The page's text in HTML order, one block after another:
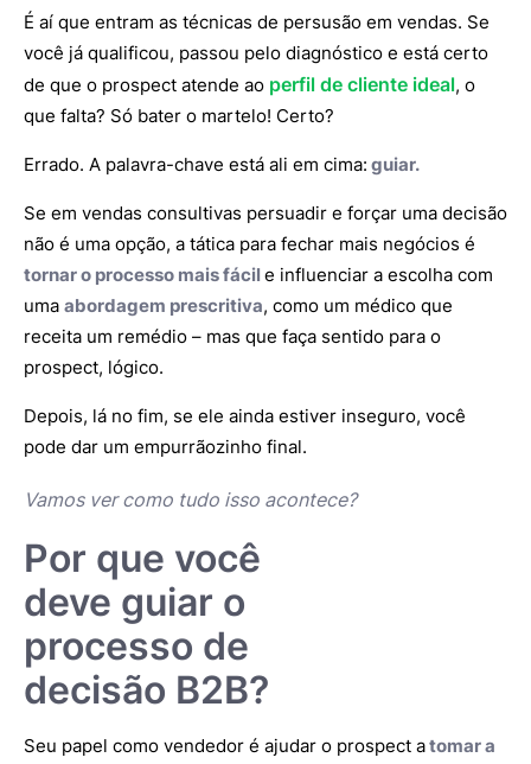
É aí que entram as técnicas de persusão em vendas. Se
você já qualificou, passou pelo diagnóstico e está certo
de que o prospect atende ao perfil de cliente ideal, o
que falta? Só bater o martelo! Certo?
Errado. A palavra-chave está ali em cima: guiar.
Se em vendas consultivas persuadir e forçar uma decisão
não é uma opção, a tática para fechar mais negócios é
tornar o processo mais fácile influenciar a escolha com
uma abordagem prescritiva, como um médico que
receita um remédio – mas que faça sentido para o
prospect, lógico.
Depois, lá no fim, se ele ainda estiver inseguro, você
pode dar um empurrãozinho final.
Vamos ver como tudo isso acontece?
Por que você
deve guiar o
processo de
decisão B2B?
Seu papel como vendedor é ajudar o prospect atomar a